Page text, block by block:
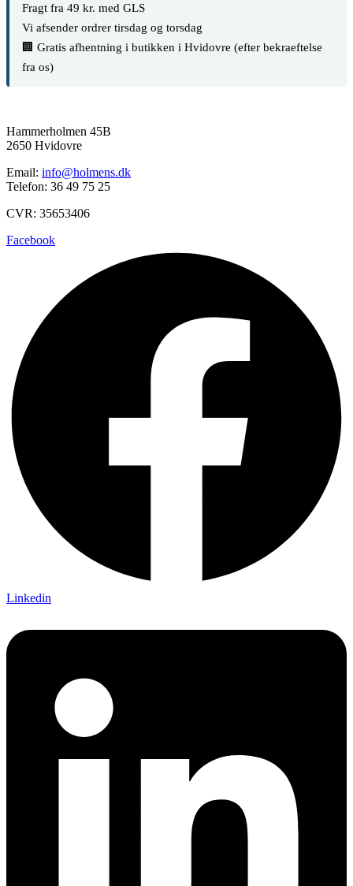
Fragt fra 49 kr. med GLS
Vi afsender ordrer tirsdag og torsdag
🏢 Gratis afhentning i butikken i Hvidovre (efter bekraeftelse
fra os)
Hammerholmen 45B
2650 Hvidovre
Email: info@holmens.dk
Telefon: 36 49 75 25
CVR: 35653406
Facebook
Linkedin